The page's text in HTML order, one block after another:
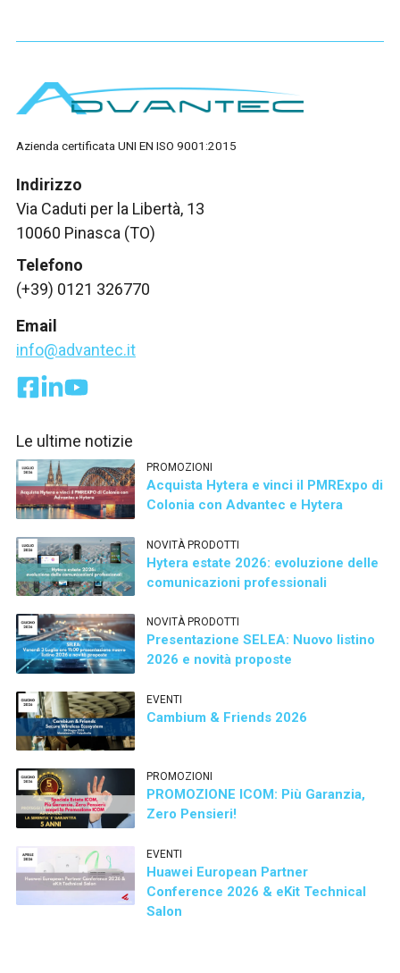
Azienda certificata UNI EN ISO 9001:2015
Indirizzo
Via Caduti per la Libertà, 13
10060 Pinasca (TO)
Telefono
(+39) 0121 326770
Email
info@advantec.it
Le ultime notizie
PROMOZIONI
Acquista Hytera e vinci il PMRExpo di
Colonia con Advantec e Hytera
NOVITÀ PRODOTTI
Hytera estate 2026: evoluzione delle
comunicazioni professionali
NOVITÀ PRODOTTI
Presentazione SELEA: Nuovo listino
2026 e novità proposte
EVENTI
Cambium & Friends 2026
PROMOZIONI
PROMOZIONE ICOM: Più Garanzia,
Zero Pensieri!
EVENTI
Huawei European Partner
Conference 2026 & eKit Technical
Salon